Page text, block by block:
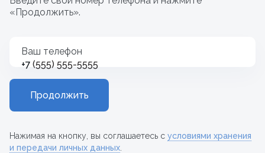
«Продолжить».
Ваш телефон
+7
Продолжить
Нажимая на кнопку, вы соглашаетесь с условиями хранения
и передачи личных данных